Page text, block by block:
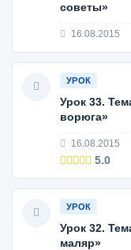
советы»
16.08.2015
УРОК
Урок 33.
ворюга»
16.08.2015
5.0
УРОК
Урок 32.
маляр»